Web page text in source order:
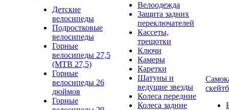
Детские
велосипеды
Подростковые
велосипеды
Горные
велосипеды 27,5
(MTB 27,5)
Горные
велосипеды 26
дюймов
Горные
Велоодежда
Защита задних
переключателей
Кассеты,
трещотки
Ключи
Камеры
Каретки
Шатуны и
ведущие звезды
Колеса передние
Колеса задние